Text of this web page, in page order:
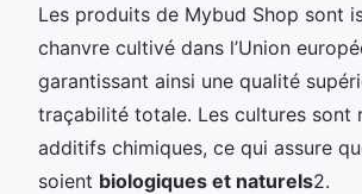
Les produits de Mybud Shop sont
chanvre cultivé dans l’Union
garantissant ainsi une qualité
traçabilité totale. Les cultures sont
additifs chimiques, ce qui assure
soient biologiques et naturels2.